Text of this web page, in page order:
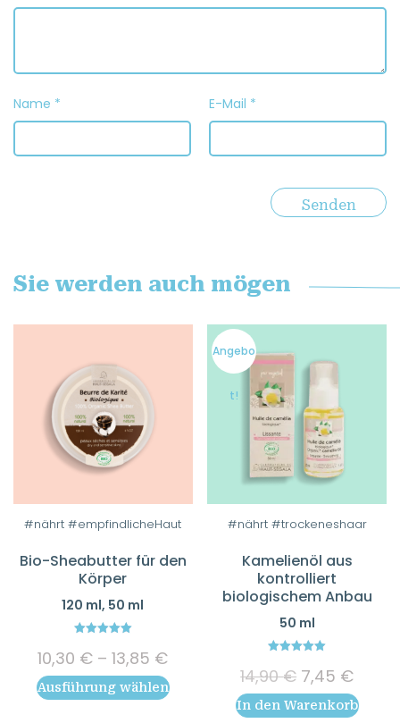
Name * E-Mail *
Sie werden auch mögen
#nährt #empfindlicheHaut
Bio-Sheabutter für den
Körper
120 ml, 50 ml
out of 5
10,30 € –13,85 €Preisspanne:
10,30 €
bis
Ausführung wählen
Dieses
weist
mehrere
Varianten
auf.
Die
Optionen
können
Angebo
t!
#nährt #trockeneshaar
Kamelienöl aus
kontrolliert
biologischem Anbau
50 ml
out of 5
14,90€
Preis
war:
7,45 €
Preis
ist:
In den Warenkorb